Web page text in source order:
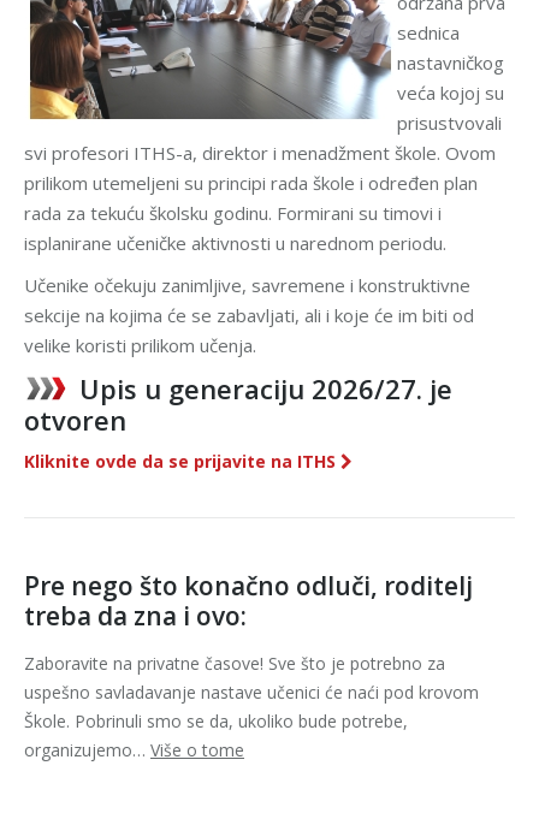
sednica
nastavničkog
veća kojoj su
prisustvovali
svi profesori ITHS-a, direktor i menadžment škole. Ovom
prilikom utemeljeni su principi rada škole i određen plan
rada za tekuću školsku godinu. Formirani su timovi i
isplanirane učeničke aktivnosti u narednom periodu.
Učenike očekuju zanimljive, savremene i konstruktivne
sekcije na kojima će se zabavljati, ali i koje će im biti od
velike koristi prilikom učenja.
Upis u generaciju 2026/27. je
otvoren
Kliknite ovde da se prijavite na ITHS
Pre nego što konačno odluči, roditelj
treba da zna i ovo:
Zaboravite na privatne časove! Sve što je potrebno za
uspešno savladavanje nastave učenici će naći pod krovom
Škole. Pobrinuli smo se da, ukoliko bude potrebe,
organizujemo… Više o tome